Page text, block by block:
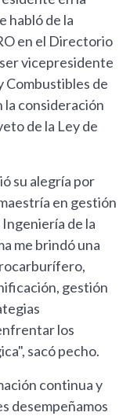
habló de la
en el Directorio
vicepresidente
Combustibles de
la consideración
de la Ley de
su alegría por
en gestión
de la
me brindó una
gestión
los
sacó pecho.
continua y
desempeñamos